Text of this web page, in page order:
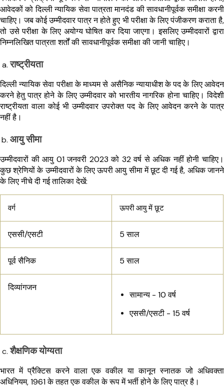
आवेदकों को दिल्ली न्यायिक सेवा पात्रता मानदंड की सावधानीपूर्वक समीक्षा करनी
चाहिए। जब कोई उम्मीदवार पात्र न होते हुए भी परीक्षा के लिए पंजीकरण कराता है,
तो उसे परीक्षा के लिए अयोग्य घोषित कर दिया जाएगा। इसलिए उम्मीदवारों द्वारा
निम्नलिखित पात्रता शर्तों की सावधानीपूर्वक समीक्षा की जानी चाहिए।
राष्ट्रीयता
दिल्ली न्यायिक सेवा परीक्षा के माध्यम से असैनिक न्यायाधीश के पद के लिए आवेदन
करने हेतु पात्र होने के लिए उम्मीदवार को भारतीय नागरिक होना चाहिए। विदेशी
राष्ट्रीयता वाला कोई भी उम्मीदवार उपरोक्त पद के लिए आवेदन करने के पात्र
नहीं है।
आयु सीमा
उम्मीदवारों की आयु 01 जनवरी 2023 को 32 वर्ष से अधिक नहीं होनी चाहिए।
कुछ श्रेणियों के उम्मीदवारों के लिए ऊपरी आयु सीमा में छूट दी गई है, अधिक जानने
के लिए नीचे दी गई तालिका देखें:
वर्ग ऊपरी आयु में छूट
एससी/एसटी 5 साल
पूर्व सैनिक 5 साल
दिव्यांगजन
सामान्य - 10 वर्ष
एससी/एसटी - 15 वर्ष
शैक्षणिक योग्यता
भारत में प्रैक्टिस करने वाला एक वकील या कानून स्नातक जो अधिवक्ता
अधिनियम, 1961 के तहत एक वकील के रूप में भर्ती होने के लिए पात्र है।